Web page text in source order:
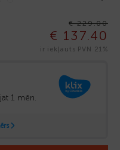
€ 229.00
€ 137.40
ir iekļauts PVN 21%